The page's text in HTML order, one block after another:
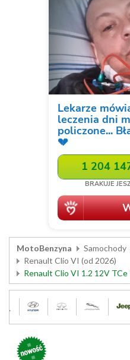
MotoBenzyna Samochody
Renault Clio VI (od 2026)
Renault Clio VI 1.2 12V TCe